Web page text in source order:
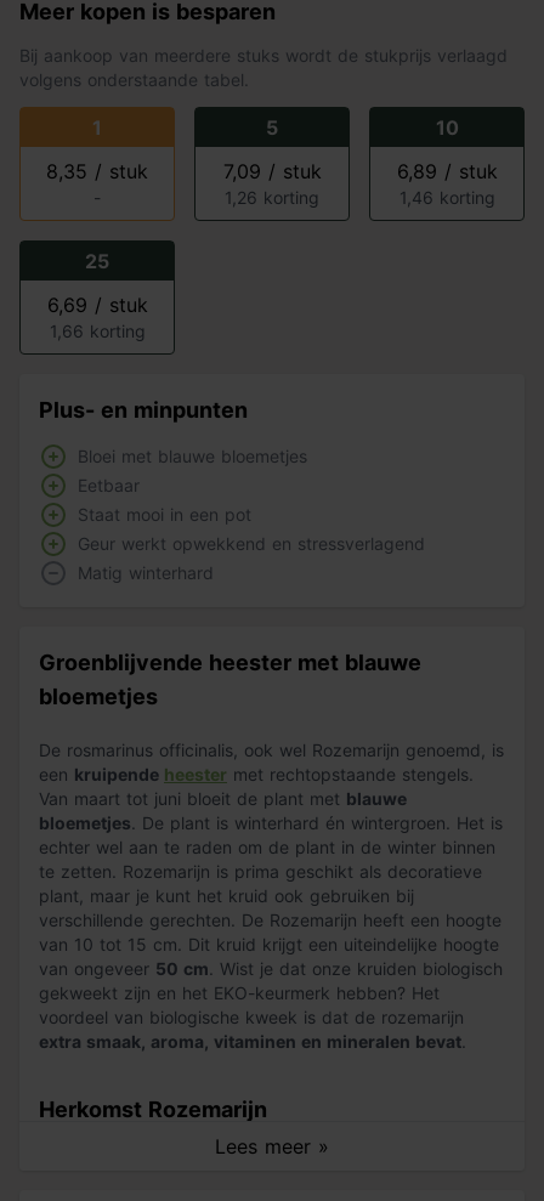
Meer kopen is besparen
Bij aankoop van meerdere stuks wordt de stukprijs verlaagd
volgens onderstaande tabel.
1
8,35 / stuk
-
5
7,09 / stuk
1,26 korting
10
6,89 / stuk
1,46 korting
25
6,69 / stuk
1,66 korting
Plus- en minpunten
Bloei met blauwe bloemetjes
Eetbaar
Staat mooi in een pot
Geur werkt opwekkend en stressverlagend
Matig winterhard
Groenblijvende heester met blauwe
bloemetjes
De rosmarinus officinalis, ook wel Rozemarijn genoemd, is
een kruipende heester met rechtopstaande stengels.
Van maart tot juni bloeit de plant met blauwe
bloemetjes . De plant is winterhard én wintergroen. Het is
echter wel aan te raden om de plant in de winter binnen
te zetten. Rozemarijn is prima geschikt als decoratieve
plant, maar je kunt het kruid ook gebruiken bij
verschillende gerechten. De Rozemarijn heeft een hoogte
van 10 tot 15 cm. Dit kruid krijgt een uiteindelijke hoogte
van ongeveer 50 cm . Wist je dat onze kruiden biologisch
gekweekt zijn en het EKO-keurmerk hebben? Het
voordeel van biologische kweek is dat de rozemarijn
extra smaak, aroma, vitaminen en mineralen bevat
Lees meer »
Herkomst Rozemarijn